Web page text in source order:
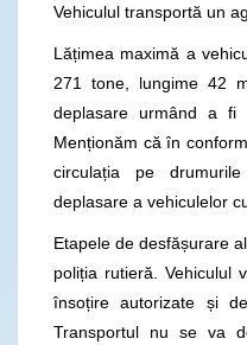
Vehiculul transportă un
Lățimea maximă a
271 tone, lungime 42
deplasare urmând a fi
Menționăm că în
circulația pe
deplasare a vehiculelor
Etapele de desfășurare
poliția rutieră. Vehiculul
însoțire autorizate și
Transportul nu se va